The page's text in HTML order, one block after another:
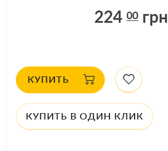
224 00 грн
КУПИТЬ
КУПИТЬ В ОДИН КЛИК